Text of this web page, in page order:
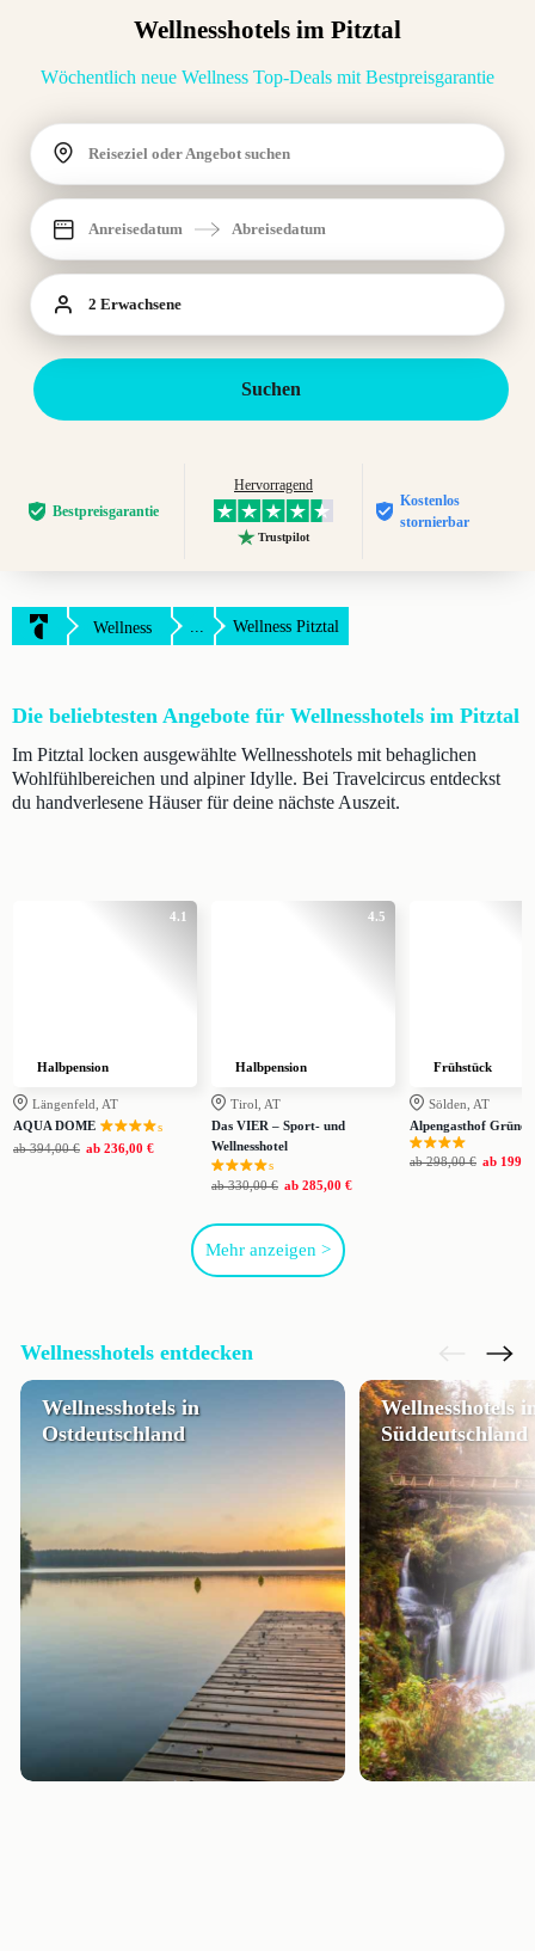
Wellnesshotels im Pitztal
Wöchentlich neue Wellness Top-Deals mit Bestpreisgarantie
Reiseziel oder Angebot suchen
Anreisedatum Abreisedatum
2 Erwachsene
Suchen
Bestpreis­garantie
Hervorragend
Trustpilot
Kostenlos
stornierbar
Wellness ... Wellness Pitztal
Die beliebtesten Angebote für Wellnesshotels im Pitztal
Im Pitztal locken ausgewählte Wellnesshotels mit behaglichen
Wohlfühlbereichen und alpiner Idylle. Bei Travelcircus entdeckst
du handverlesene Häuser für deine nächste Auszeit.
4.1
Halbpension
Längenfeld, AT
AQUA DOME
s
ab 394,00 € ab 236,00 €
4.5
Halbpension
Tirol, AT
Das VIER – Sport- und
Wellnesshotel
s
ab 330,00 € ab 285,00 €
Frühstück
Sölden, AT
Alpengasthof Grüner
ab 298,00 € ab
Mehr anzeigen >
Wellnesshotels entdecken
Wellnesshotels in
Ostdeutschland
Wellnesshotels
Süddeutschland